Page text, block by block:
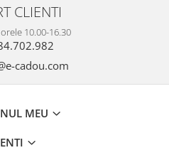
CLIENTI
10.00-16.30
cadou.com
MEU